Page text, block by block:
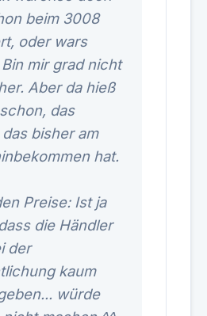
beim 3008
oder wars
mir grad nicht
Aber da hieß
das
bisher am
hat.
Preise: Ist ja
die Händler
der
kaum
würde